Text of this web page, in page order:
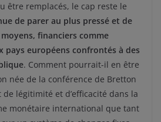
être remplacés, le cap reste le
de parer au plus pressé et de
financiers comme
pays européens confrontés à des
. Comment pourrait-il en être
née de la conférence de Bretton
de légitimité et d’efficacité dans la
monétaire international que tant